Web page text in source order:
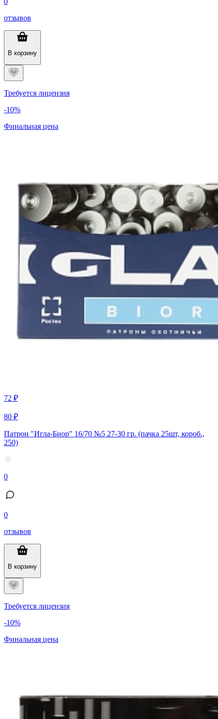
отзывов
В корзину
Требуется лицензия
-10%
Финальная цена
72 ₽
80 ₽
Патрон "Игла-Биор" 16/70 №5 27-30 гр. (пачка 25шт, короб.,
250)
0
0
отзывов
В корзину
Требуется лицензия
-10%
Финальная цена